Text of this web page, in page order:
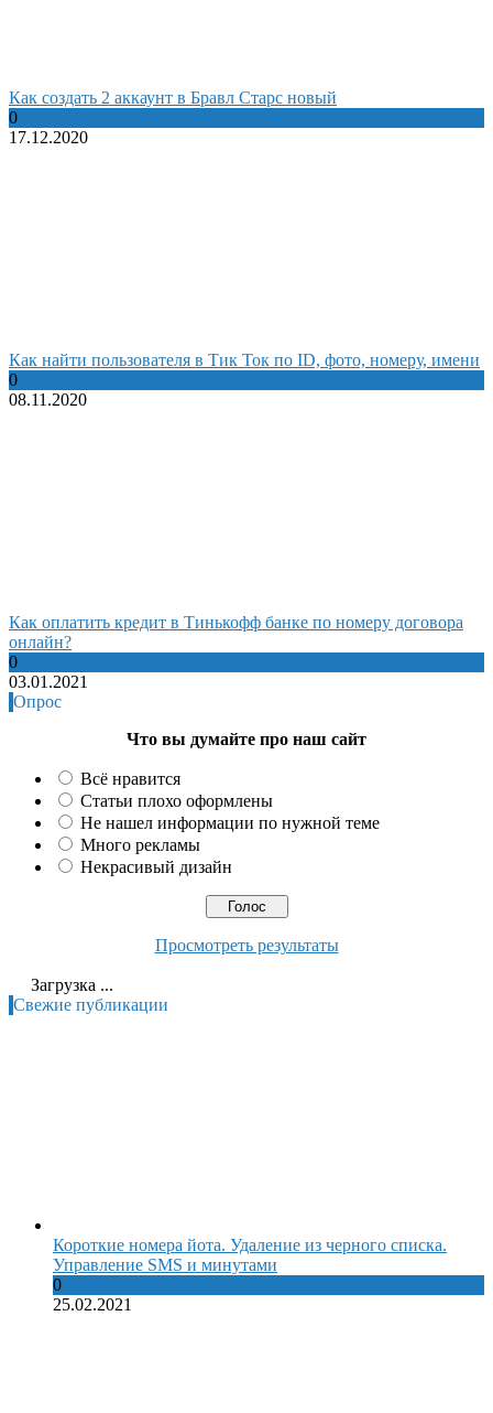
Как создать 2 аккаунт в Бравл Старс новый
0
17.12.2020
Как найти пользователя в Тик Ток по ID, фото, номеру, имени
0
08.11.2020
Как оплатить кредит в Тинькофф банке по номеру договора
онлайн?
0
03.01.2021
Опрос
Что вы думайте про наш сайт
Всё нравится
Статьи плохо оформлены
Не нашел информации по нужной теме
Много рекламы
Некрасивый дизайн
Просмотреть результаты
Загрузка ...
Свежие публикации
Короткие номера йота. Удаление из черного списка.
Управление SMS и минутами
0
25.02.2021